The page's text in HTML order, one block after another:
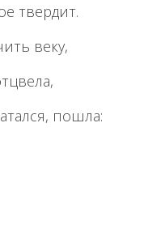
твердит.
веку,
пошла: